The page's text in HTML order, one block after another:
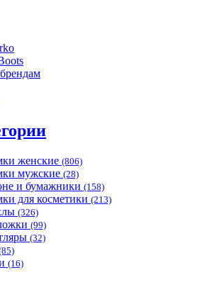
женские (806)
мужские (28)
и бумажники (158)
для косметики (213)
(326)
(99)
(32)
(16)